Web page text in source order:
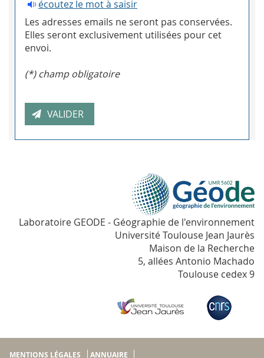
écoutez le mot à saisir
Les adresses emails ne seront pas conservées.
Elles seront exclusivement utilisées pour cet
envoi.
(*) champ obligatoire
Laboratoire GEODE - Géographie de l'environnement
Université Toulouse Jean Jaurès
Maison de la Recherche
5, allées Antonio Machado
Toulouse cedex 9
MENTIONS LÉGALES ANNUAIRE